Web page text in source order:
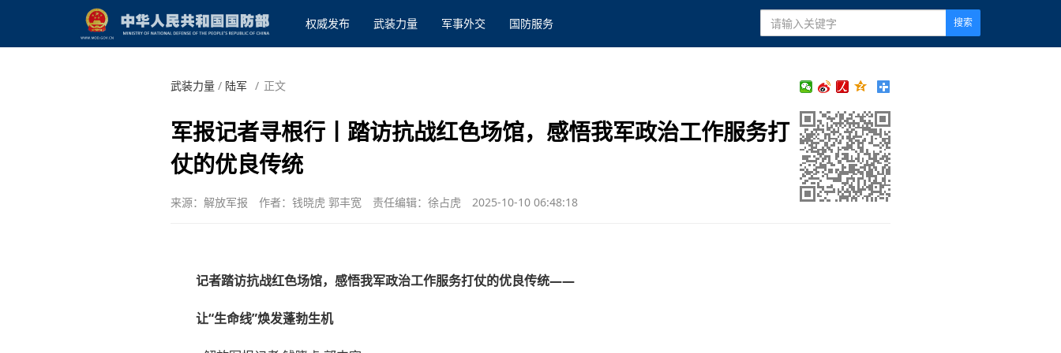
权威发布 武装力量 军事外交 国防服务 搜索
武装力量/ 陆军 / 正文
军报记者寻根行丨踏访抗战红色场馆，感悟我军政治工作服务打
仗的优良传统
来源：解放军报 作者：钱晓虎 郭丰宽 责任编辑：徐占虎 2025-10-10 06:48:18
记者踏访抗战红色场馆，感悟我军政治工作服务打仗的优良传统——
让“生命线”焕发蓬勃生机